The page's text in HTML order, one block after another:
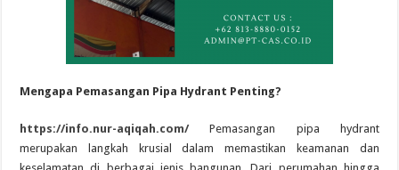
Mengapa Pemasangan Pipa Hydrant Penting?
https://info.nur-aqiqah.com/Pemasangan pipa hydrant
merupakan langkah krusial dalam memastikan keamanan dan